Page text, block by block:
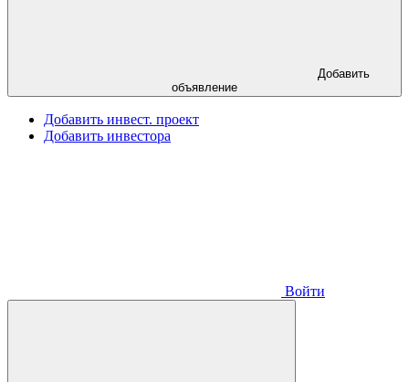
объявление
Добавить инвест. проект
Добавить инвестора
Войти